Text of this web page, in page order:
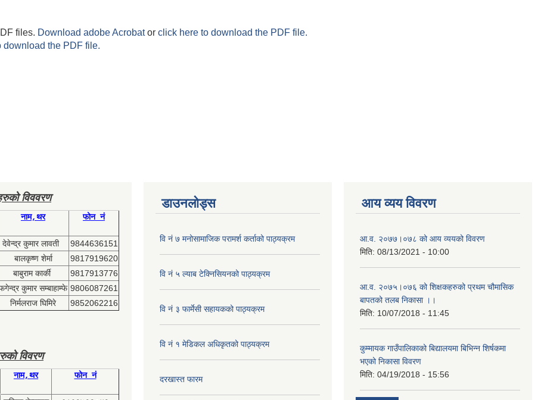
files. Download adobe Acrobator click here to download the PDF file.
download the PDF file.
विववरण
नाम,थर फोन नं
देवेन्द्र कुमार लावती
9844636151
बालकृष्ण शेर्मा
9817919620
बाबुराम कार्की
9817913776
कुमार सम्बाहाम्फे 9806087261
निर्मलराज घिमिरे 9852062216
विवरण
नाम,थर फोन नं
डाउनलोड्स
वि नं ७ मनोसामाजिक परामर्श कर्ताको पाठ्यक्रम
वि नं ५ ल्याब टेक्निसियनको पाठ्यक्रम
वि नं ३ फार्मेसी सहायकको पाठ्यक्रम
वि नं १ मेडिकल अधिकृतको पाठ्यक्रम
दरखास्त फारम
आय व्यय विवरण
आ.व. २०७७।०७८ को आय व्ययको विवरण
मिति: 08/13/2021 - 10:00
आ.व. २०७५।०७६ को शिक्षकहरुको प्रथम चौमासिक
बापतको तलब निकासा ।।
मिति: 10/07/2018 - 11:45
कुम्मायक गाउँपालिकाको बिद्यालयमा बिभिन्न शिर्षकमा
भएको निकासा विवरण
मिति: 04/19/2018 - 15:56